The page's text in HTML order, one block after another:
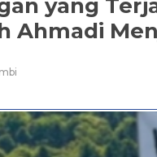
yang
Ahmadi